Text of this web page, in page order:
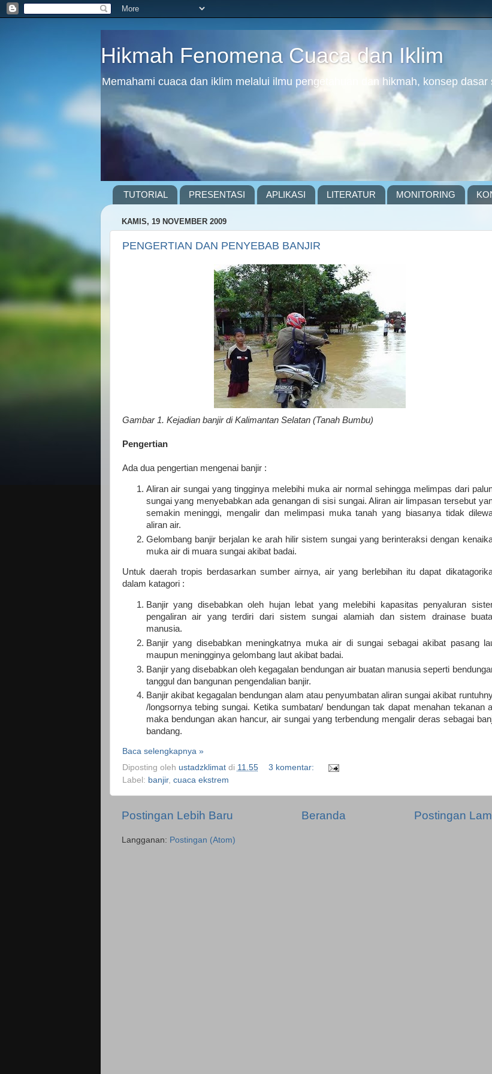
Hikmah Fenomena Cuaca dan Iklim
Memahami cuaca dan iklim melalui ilmu pengetahuan dan hikmah, konsep
TUTORIAL PRESENTASI APLIKASI LITERATUR MONITORING
KAMIS, 19 NOVEMBER 2009
PENGERTIAN DAN PENYEBAB BANJIR
Gambar 1. Kejadian banjir di Kalimantan Selatan (Tanah Bumbu)
Pengertian
Ada dua pengertian mengenai banjir :
Aliran air sungai yang tingginya melebihi muka air normal sehingga melimpas dari
sungai yang menyebabkan ada genangan di sisi sungai. Aliran air limpasan tersebut
semakin meninggi, mengalir dan melimpasi muka tanah yang biasanya tidak
aliran air.
Gelombang banjir berjalan ke arah hilir sistem sungai yang berinteraksi dengan
muka air di muara sungai akibat badai.
Untuk daerah tropis berdasarkan sumber airnya, air yang berlebihan itu dapat
dalam katagori :
Banjir yang disebabkan oleh hujan lebat yang melebihi kapasitas penyaluran
pengaliran air yang terdiri dari sistem sungai alamiah dan sistem drainase
manusia.
Banjir yang disebabkan meningkatnya muka air di sungai sebagai akibat pasang
maupun meningginya gelombang laut akibat badai.
Banjir yang disebabkan oleh kegagalan bendungan air buatan manusia seperti
tanggul dan bangunan pengendalian banjir.
Banjir akibat kegagalan bendungan alam atau penyumbatan aliran sungai akibat
/longsornya tebing sungai. Ketika sumbatan/ bendungan tak dapat menahan tekanan
maka bendungan akan hancur, air sungai yang terbendung mengalir deras sebagai
bandang.
Baca selengkapnya »
Diposting oleh ustadzklimat di 11.55
3 komentar:
Label: banjir, cuaca ekstrem
Postingan Lebih Baru Postingan
Beranda
Langganan: Postingan (Atom)